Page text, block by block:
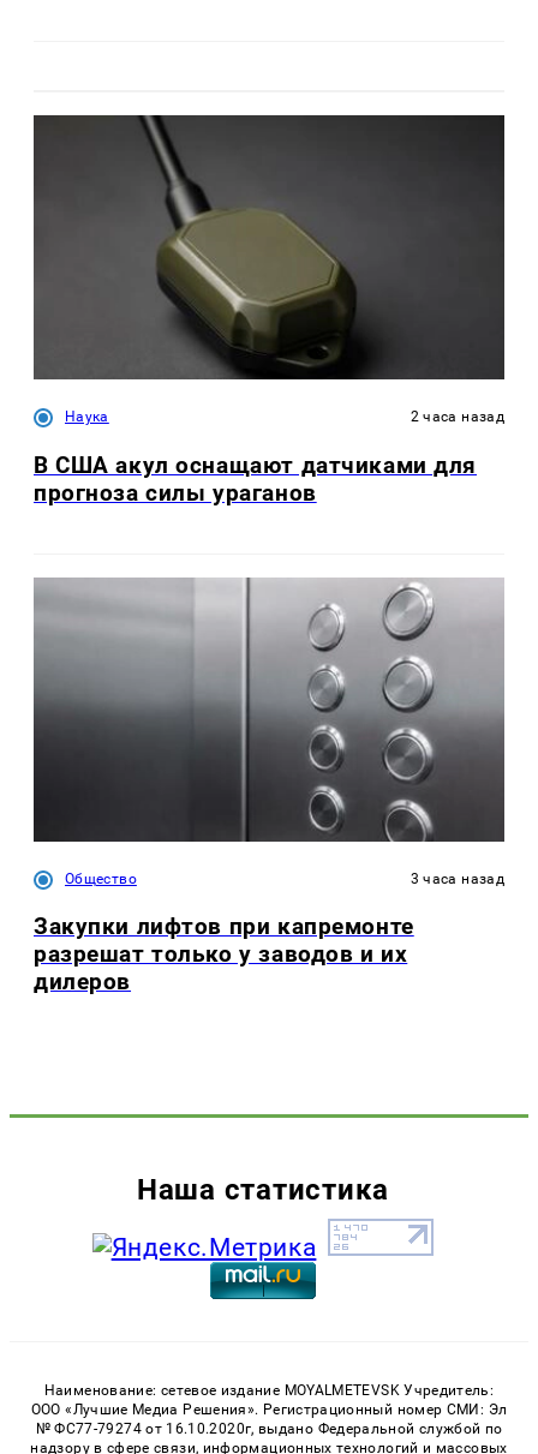
Наука 2 часа назад
В США акул оснащают датчиками для
прогноза силы ураганов
Общество 3 часа назад
Закупки лифтов при капремонте
разрешат только у заводов и их
дилеров
Наша статистика
Наименование: сетевое издание MOYALMETEVSK Учредитель:
ООО «Лучшие Медиа Решения». Регистрационный номер СМИ: Эл
№ ФС77-79274 от 16.10.2020г, выдано Федеральной службой по
надзору в сфере связи, информационных технологий и массовых